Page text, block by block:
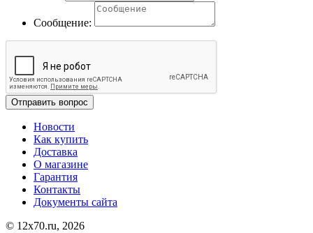
Сообщение:
Отправить вопрос
Новости
Как купить
Доставка
О магазине
Гарантия
Контакты
Документы сайта
© 12x70.ru, 2026